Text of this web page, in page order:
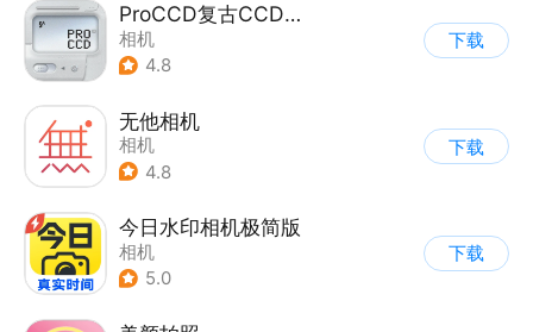
ProCCD复古CCD相机
相机
4.8
下载
无他相机
相机
4.8
下载
今日水印相机极简版
相机
5.0
下载